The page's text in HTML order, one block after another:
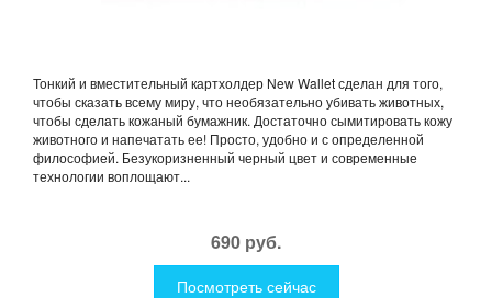
Тонкий и вместительный картхолдер New Wallet сделан для того,
чтобы сказать всему миру, что необязательно убивать животных,
чтобы сделать кожаный бумажник. Достаточно сымитировать кожу
животного и напечатать ее! Просто, удобно и с определенной
философией. Безукоризненный черный цвет и современные
технологии воплощают...
690 руб.
Посмотреть сейчас